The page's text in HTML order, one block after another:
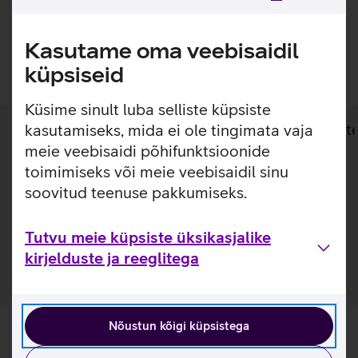
Kasutame oma veebisaidil
küpsiseid
Küsime sinult luba selliste küpsiste
kasutamiseks, mida ei ole tingimata vaja
meie veebisaidi põhifunktsioonide
toimimiseks või meie veebisaidil sinu
soovitud teenuse pakkumiseks.
Tutvu meie küpsiste üksikasjalike
kirjelduste ja reeglitega
Nõustun kõigi küpsistega
Lisan ostukorvi
Lisainfo Tehnilised andmed
Lisainfo
Pehme vegan nahast ümbris annab sinu uuele telefonile
tagatud telefoni kindel haare ja kaitse kriimustuste eest.